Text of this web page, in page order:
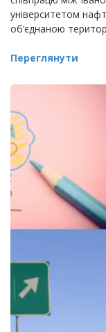
університетом
об’єднаною
Переглянути